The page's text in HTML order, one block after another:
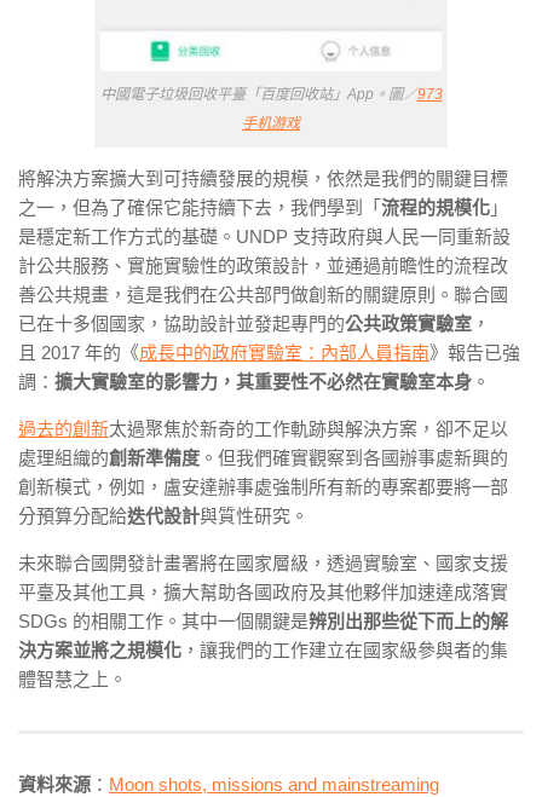
中國電子垃圾回收平臺「百度回收站」App。圖／973
手机游戏
將解決方案擴大到可持續發展的規模，依然是我們的關鍵目標
之一，但為了確保它能持續下去，我們學到「 流程的規模化 」
是穩定新工作方式的基礎。UNDP 支持政府與人民一同重新設
計公共服務、實施實驗性的政策設計，並通過前瞻性的流程改
善公共規畫，這是我們在公共部門做創新的關鍵原則。聯合國
已在十多個國家，協助設計並發起專門的公共政策實驗室 ，
且 2017 年的《成長中的政府實驗室：內部人員指南》報告已強
調： 擴大實驗室的影響力，其重要性不必然在實驗室本身 。
過去的創新太過聚焦於新奇的工作軌跡與解決方案，卻不足以
處理組織的創新準備度 。但我們確實觀察到各國辦事處新興的
創新模式，例如，盧安達辦事處強制所有新的專案都要將一部
分預算分配給迭代設計與質性研究。
未來聯合國開發計畫署將在國家層級，透過實驗室、國家支援
平臺及其他工具，擴大幫助各國政府及其他夥伴加速達成落實
SDGs 的相關工作。其中一個關鍵是辨別出那些從下而上的解
決方案並將之規模化 ，讓我們的工作建立在國家級參與者的集
體智慧之上。
資料來源 ： Moon shots, missions and mainstreaming